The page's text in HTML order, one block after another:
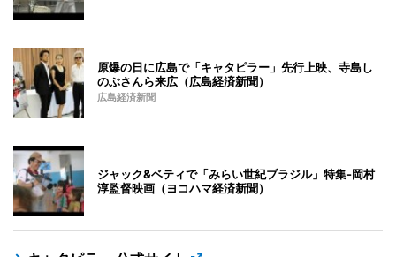
原爆の日に広島で「キャタピラー」先行上映、寺島し
のぶさんら来広（広島経済新聞）
広島経済新聞
ジャック&ベティで「みらい世紀ブラジル」特集-岡村
淳監督映画（ヨコハマ経済新聞）